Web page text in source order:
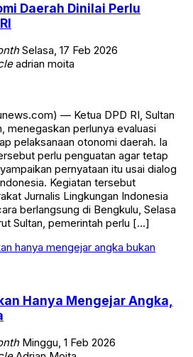
Daerah Dinilai Perlu
Selasa, 17 Feb 2026
adrian moita
— Ketua DPD RI, Sultan
menegaskan perlunya evaluasi
pelaksanaan otonomi daerah. Ia
perlu penguatan agar tetap
pernyataan itu usai dialog
Kegiatan tersebut
Jurnalis Lingkungan Indonesia
berlangsung di Bengkulu, Selasa
Sultan, pemerintah perlu […]
Hanya Mengejar Angka,
Minggu, 1 Feb 2026